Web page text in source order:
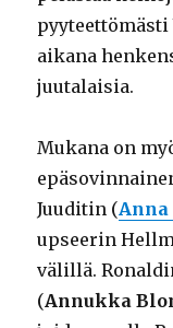
aikana
juutalaisia.
Mukana on
Juuditin (Anna
upseerin
välillä.
(Annukka